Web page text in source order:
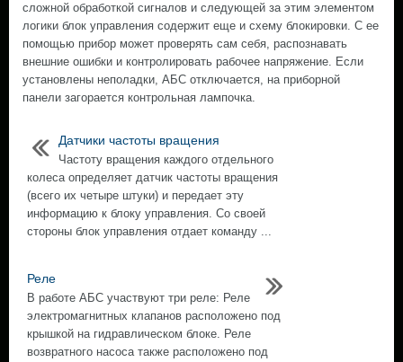
сложной обработкой сигналов и следующей за этим элементом
логики блок управления содержит еще и схему блокировки. С ее
помощью прибор может проверять сам себя, распознавать
внешние ошибки и контролировать рабочее напряжение. Если
установлены неполадки, АБС отключается, на приборной
панели загорается контрольная лампочка.
Датчики частоты вращения
Частоту вращения каждого отдельного
колеса определяет датчик частоты вращения
(всего их четыре штуки) и передает эту
информацию к блоку управления. Со своей
стороны блок управления отдает команду ...
Реле
В работе АБС участвуют три реле: Реле
электромагнитных клапанов расположено под
крышкой на гидравлическом блоке. Реле
возвратного насоса также расположено под